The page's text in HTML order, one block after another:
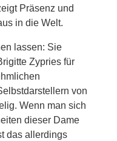
Präsenz und
in die Welt.
lassen: Sie
Zypries für
von
Wenn man sich
dieser Dame
das allerdings